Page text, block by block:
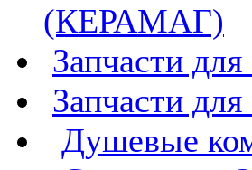
(КЕРАМАГ)
Запчасти
Запчасти
Душевые